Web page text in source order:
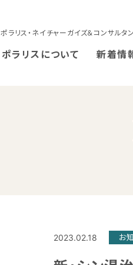
ポラリス・ネイチャーガイズ＆コンサル
ポラリスについて 新着情
2023.02.18 お